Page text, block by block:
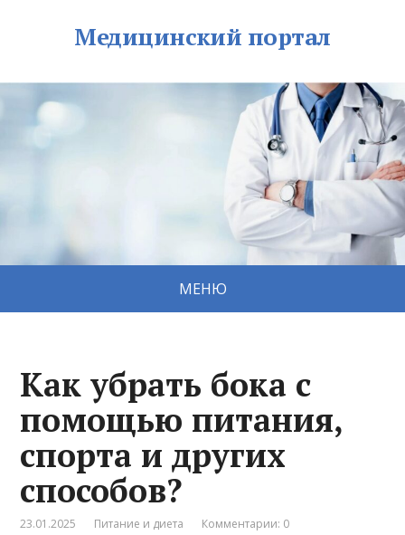
Медицинский портал
МЕНЮ
Как убрать бока с
помощью питания,
спорта и других
способов?
23.01.2025 Питание и диета Комментарии: 0